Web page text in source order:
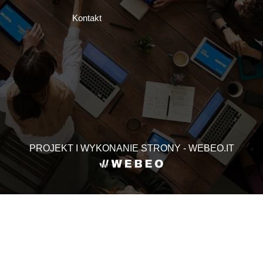
Kontakt
PROJEKT I WYKONANIE STRONY - WEBEO.IT